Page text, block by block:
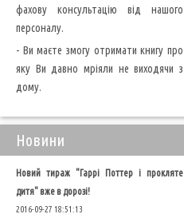
фахову консультацію від нашого
персоналу.
- Ви маєте змогу отримати книгу про
яку Ви давно мріяли не виходячи з
дому.
Новини
Новий тираж "Гаррі Поттер і прокляте
дитя" вже в дорозі!
2016-09-27 18:51:13